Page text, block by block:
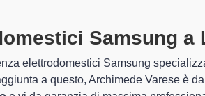
Elettrodomestici
preparati
di Archimede Varese sono in